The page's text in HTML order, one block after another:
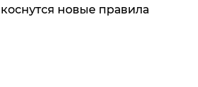
коснутся новые правила